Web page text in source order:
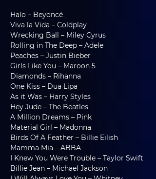
Halo – Beyoncé
Viva la Vida – Coldplay
Wrecking Ball – Miley Cyrus
Rolling in The Deep – Adele
Peaches – Justin Bieber
Girls Like You – Maroon 5
Diamonds – Rihanna
One Kiss – Dua Lipa
As it Was – Harry Styles
Hey Jude – The Beatles
A Million Dreams – Pink
Material Girl – Madonna
Birds Of A Feather – Billie Eilish
Mamma Mia – ABBA
I Knew You Were Trouble – Taylor Swift
Billie Jean – Michael Jackson